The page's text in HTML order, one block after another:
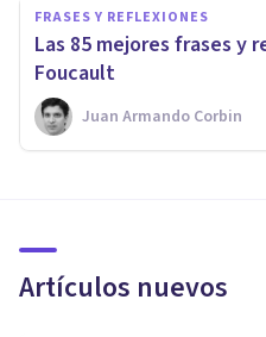
FRASES Y REFLEXIONES
Las 85 mejores frases y
Foucault
Juan Armando Corbin
Artículos nuevos